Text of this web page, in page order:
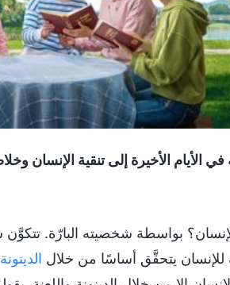
بواسطة شخصيته البارّة.
للإنسان يتحقَّق أساسًا من خلال الدينونة